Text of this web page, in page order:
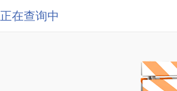
正在查询中